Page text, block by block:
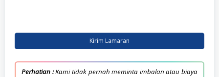
Kirim Lamaran
Perhatian :Kami tidak pernah meminta imbalan atau biaya